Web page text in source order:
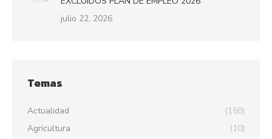
julio 22, 2026
Temas
Actualidad
(150)
Agricultura
(10)